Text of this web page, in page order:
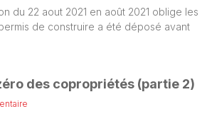
du 22 aout 2021 en août 2021 oblige les
de construire a été déposé avant
des copropriétés (partie 2)